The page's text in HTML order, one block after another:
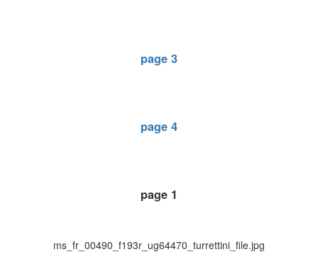
page 3
page 4
page 1
ms_fr_00490_f193r_ug64470_turrettini_file.jpg